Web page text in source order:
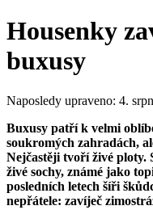
Housenky
buxusy
Naposledy upraveno: 4.
Buxusy patří k velmi
soukromých zahradách,
Nejčastěji tvoří živé ploty.
živé sochy, známé jako
posledních letech šíři
nepřátele: zavíječ